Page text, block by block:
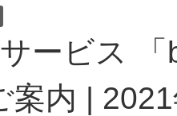
ービス
案内 |